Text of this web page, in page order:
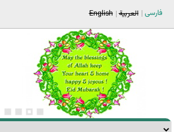
فارسی العربية English